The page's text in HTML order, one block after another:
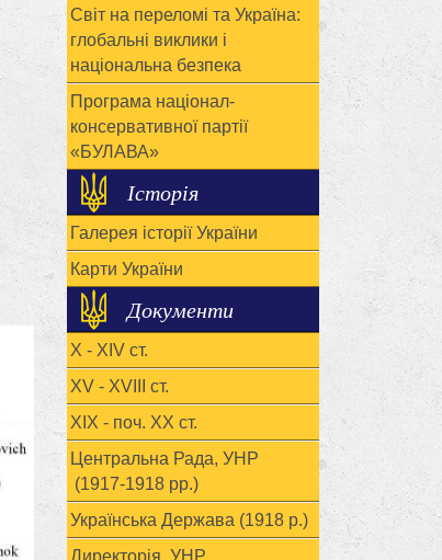
Світ на переломі та Україна:
глобальні виклики і
національна безпека
Програма націонал-
консервативної партії
«БУЛАВА»
Історія
Галерея історії України
Карти України
Документи
X - XIV ст.
XV - XVIII ст.
ХІХ - поч. ХХ ст.
Центральна Рада, УНР
(1917-1918 рр.)
Українська Держава (1918 р.)
Директорія, УНР